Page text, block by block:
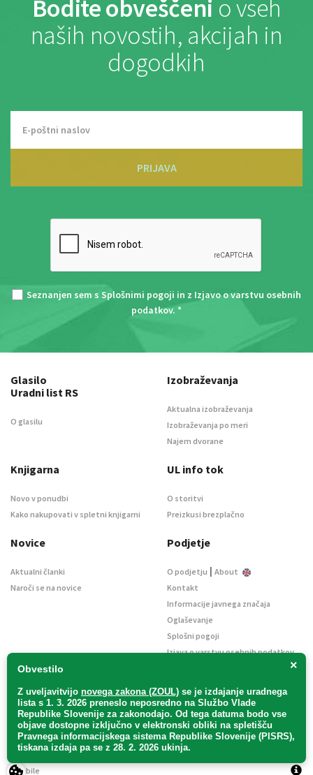
Bodite obveščeni o vseh
naših novostih, akcijah in
dogodkih
PRIJAVA
Seznanjen sem s Splošnimi pogoji in z Izjavo o varstvu osebnih
podatkov. *
×
Obvestilo
Z uveljavitvijo novega zakona (ZOUL) se je izdajanje uradnega
lista s 1. 3. 2026 preneslo neposredno na Službo Vlade
Republike Slovenije za zakonodajo. Od tega datuma bodo vse
objave dostopne izključno v elektronski obliki na spletišču
Pravnega informacijskega sistema Republike Slovenije (PISRS),
tiskana izdaja pa se z 28. 2. 2026 ukinja.
Glasilo
Uradni list RS
O glasilu
Izobraževanja
Aktualna izobraževanja
Izobraževanja po meri
Najem dvorane
Knjigarna
Novo v ponudbi
Kako nakupovati v spletni knjigarni
UL info tok
O storitvi
Preizkusi brezplačno
Novice
Aktualni članki
Naroči se na novice
Podjetje
O podjetju | About
Kontakt
Informacije javnega značaja
Oglaševanje
Splošni pogoji
Izjava o varstvu osebnih podatkov
Uradni list d. o. o. – v likvidaciji / Vse pravice pridržane.
2Mobile